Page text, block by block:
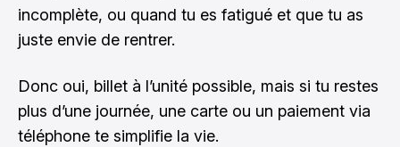
incomplète, ou quand tu es fatigué et que tu as
juste envie de rentrer.
Donc oui, billet à l’unité possible, mais si tu restes
plus d’une journée, une carte ou un paiement via
téléphone te simplifie la vie.